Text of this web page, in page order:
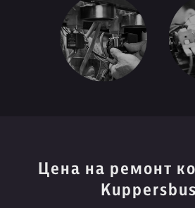
Цена на ремонт